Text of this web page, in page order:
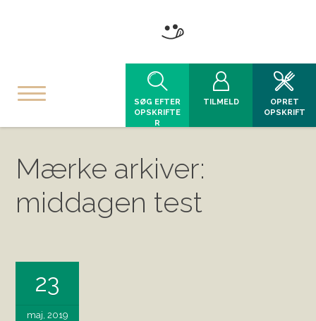
SØG EFTER
OPSKRIFTE
R
TILMELD
OPRET
OPSKRIFT
Mærke arkiver:
middagen test
23
maj, 2019